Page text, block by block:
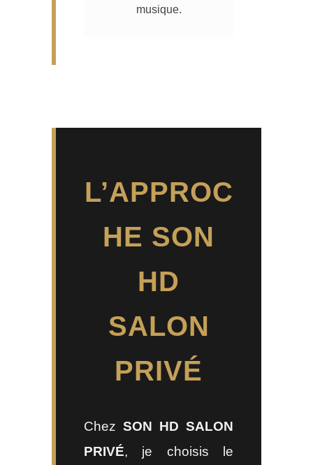
musique.
L’APPROC
HE SON
HD
SALON
PRIVÉ
ChezSON HD SALON
PRIVÉ, je choisis le